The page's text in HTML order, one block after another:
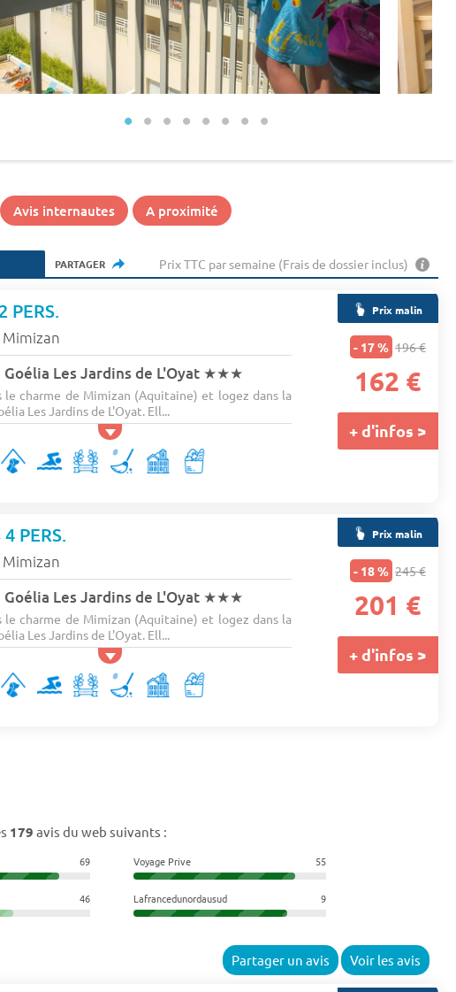
Avis internautes A proximité
PARTAGER Prix TTC par semaine (Frais de dossier inclus)
PERS.
Mimizan
Goélia Les Jardins de L'Oyat ★★★
le charme de Mimizan (Aquitaine) et logez dans la
Les Jardins de L'Oyat. Ell...
Prix malin
- 17 % 196 €
162 €
+ d'infos >
4 PERS.
Mimizan
Goélia Les Jardins de L'Oyat ★★★
le charme de Mimizan (Aquitaine) et logez dans la
Les Jardins de L'Oyat. Ell...
Prix malin
- 18 % 245 €
201 €
+ d'infos >
179 avis du web suivants :
69 Voyage Prive 55
46 Lafrancedunordausud 9
Partager un avis Voir les avis